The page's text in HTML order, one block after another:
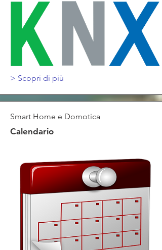
> Scopri di più
Smart Home e Domotica
Calendario